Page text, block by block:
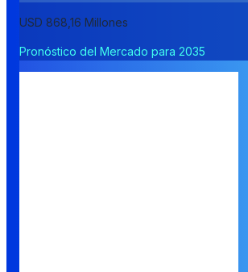
USD 868,16 Millones
Pronóstico del Mercado para 2035